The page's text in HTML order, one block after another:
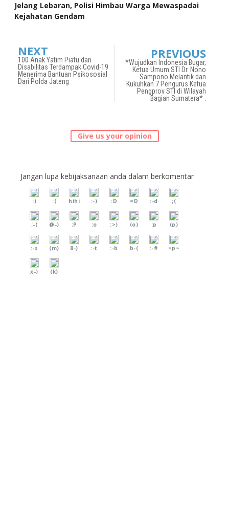
Jelang Lebaran, Polisi Himbau Warga Mewaspadai
Kejahatan Gendam
NEXT
100 Anak Yatim Piatu dan
Disabilitas Terdampak Covid-19
Menerima Bantuan Psikososial
Dari Polda Jateng
PREVIOUS
*Wujudkan Indonesia Bugar,
Ketua Umum STI Dr. Nono
Sampono Melantik dan
Kukuhkan 7 Pengurus Ketua
Pengprov STI di Wilayah
Bagian Sumatera* .
Give us your opinion
Jangan lupa kebijaksanaan anda dalam berkomentar
:) :( hihi :-) :D =D :-d ;(
;-( @-) :P :o :>) (o) :p (p)
:-s (m) 8-) :-t :-b b-( :-# =p~
x-) (k)